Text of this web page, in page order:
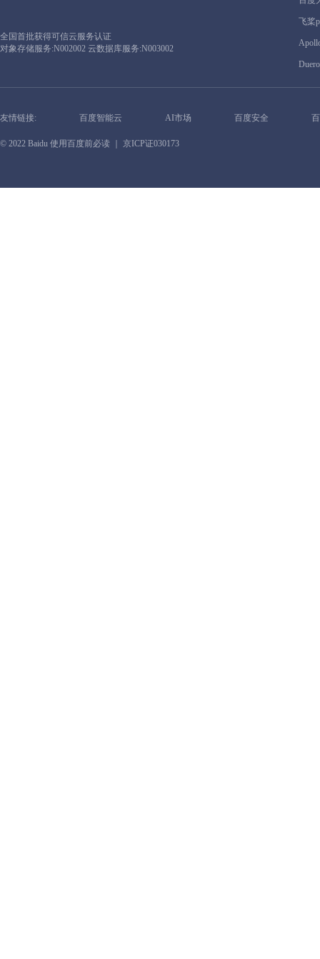
全国首批获得可信云服务认证
对象存储服务:N002002 云数据库服务:N003002
飞桨
友情链接: 百度智能云 AI市场 百度安全
© 2022 Baidu 使用百度前必读 ｜ 京ICP证030173